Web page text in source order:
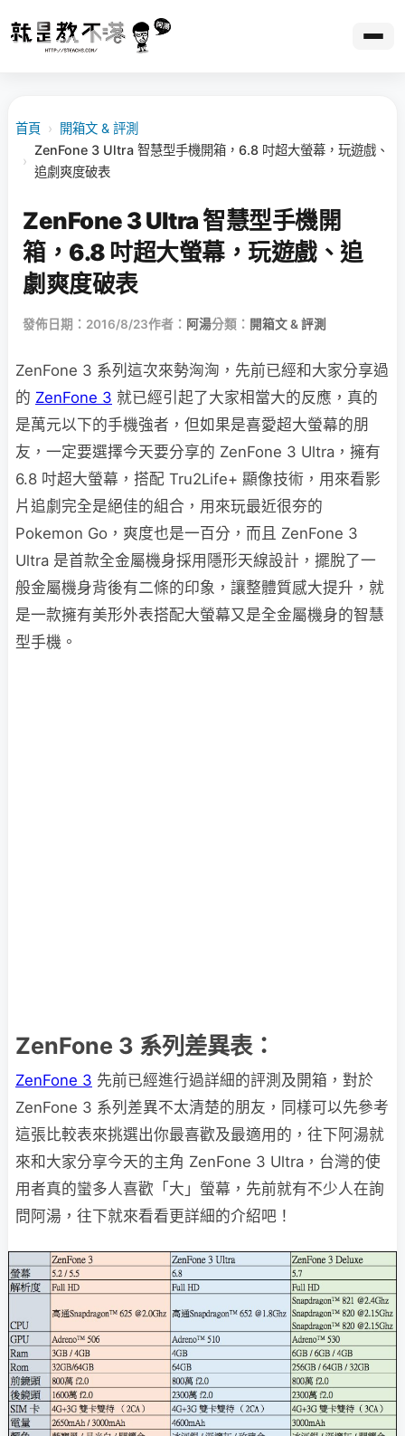
首頁 › 開箱文 & 評測
›
ZenFone 3 Ultra 智慧型手機開箱，6.8 吋超大螢幕，玩遊戲、
追劇爽度破表
ZenFone 3 Ultra 智慧型手機開
箱，6.8 吋超大螢幕，玩遊戲、追
劇爽度破表
發佈日期：2016/8/23作者： 阿湯分類： 開箱文 & 評測
ZenFone 3 系列這次來勢洶洶，先前已經和大家分享過
的 ZenFone 3 就已經引起了大家相當大的反應，真的
是萬元以下的手機強者，但如果是喜愛超大螢幕的朋
友，一定要選擇今天要分享的 ZenFone 3 Ultra，擁有
6.8 吋超大螢幕，搭配 Tru2Life+ 顯像技術，用來看影
片追劇完全是絕佳的組合，用來玩最近很夯的
Pokemon Go，爽度也是一百分，而且 ZenFone 3
Ultra 是首款全金屬機身採用隱形天線設計，擺脫了一
般金屬機身背後有二條的印象，讓整體質感大提升，就
是一款擁有美形外表搭配大螢幕又是全金屬機身的智慧
型手機。
ZenFone 3 系列差異表：
ZenFone 3 先前已經進行過詳細的評測及開箱，對於
ZenFone 3 系列差異不太清楚的朋友，同樣可以先參考
這張比較表來挑選出你最喜歡及最適用的，往下阿湯就
來和大家分享今天的主角 ZenFone 3 Ultra，台灣的使
用者真的蠻多人喜歡「大」螢幕，先前就有不少人在詢
問阿湯，往下就來看看更詳細的介紹吧！